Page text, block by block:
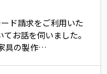
ド請求をご利用いた
お話を伺いました。
具の製作…